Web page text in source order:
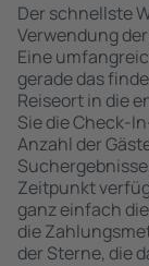
Der schnellste
Verwendung
Eine
gerade das
Reiseort in die
Sie die Check-
Anzahl der
Zeitpunkt
ganz einfach
die
der Sterne, die